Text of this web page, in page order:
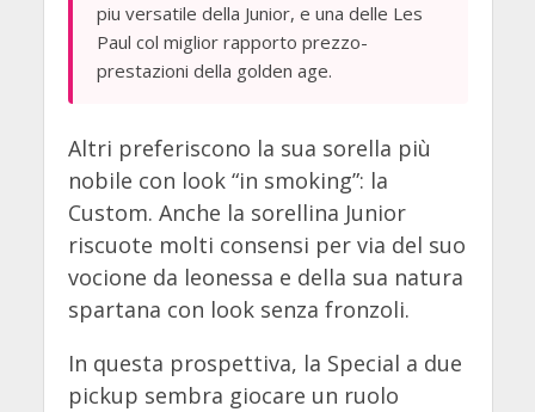
piu versatile della Junior, e una delle Les
Paul col miglior rapporto prezzo-
prestazioni della golden age.
Altri preferiscono la sua sorella più
nobile con look “in smoking”: la
Custom. Anche la sorellina Junior
riscuote molti consensi per via del suo
vocione da leonessa e della sua natura
spartana con look senza fronzoli.
In questa prospettiva, la Special a due
pickup sembra giocare un ruolo